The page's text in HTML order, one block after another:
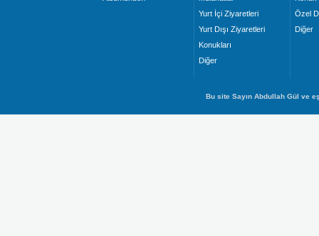
Yurt İçi Ziyaretleri
Yurt Dışı Ziyaretleri
Konukları
Diğer
Özel
Diğer
Bu site Sayın Abdullah Gül ve